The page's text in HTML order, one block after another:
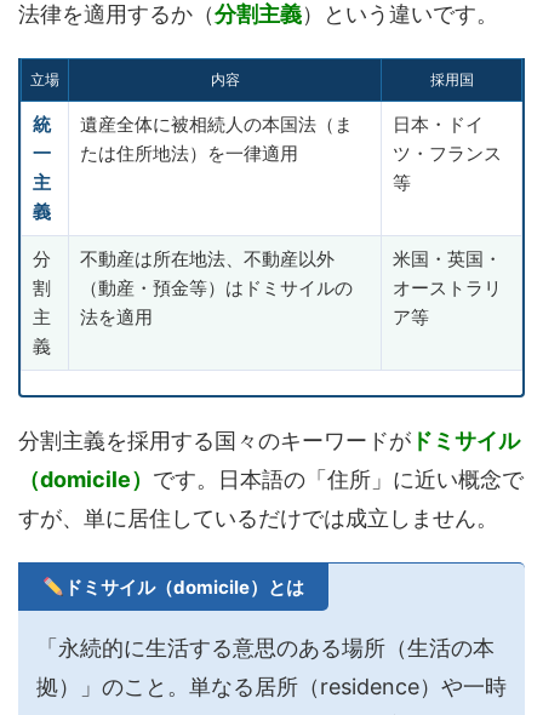
法律を適用するか（分割主義）という違いです。
立場 内容 採用国
統
一
主
義
遺産全体に被相続人の本国法（ま
たは住所地法）を一律適用
日本・ドイ
ツ・フランス
等
分
割
主
義
不動産は所在地法、不動産以外
（動産・預金等）はドミサイルの
法を適用
米国・英国・
オーストラリ
ア等
分割主義を採用する国々のキーワードが ドミサイル
（domicile） です。日本語の「住所」に近い概念で
すが、単に居住しているだけでは成立しません。
ドミサイル（domicile）とは
「永続的に生活する意思のある場所（生活の本
拠）」のこと。単なる居所（residence）や一時